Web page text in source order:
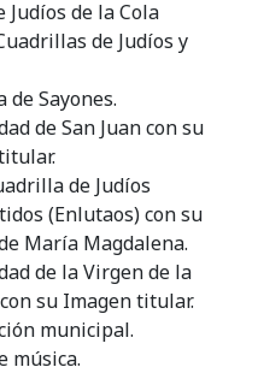
Judíos de la Cola
de Judíos y
de Sayones.
de San Juan con su
de Judíos
(Enlutaos) con su
María Magdalena.
de la Virgen de la
su Imagen titular.
municipal.
música.